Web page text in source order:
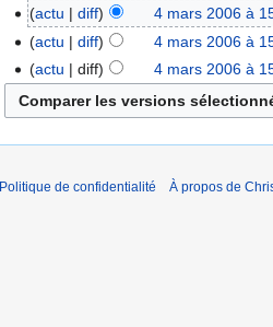
actu
diff 4 mars 2006 à
actu
diff 4 mars 2006 à
actu
diff 4 mars 2006 à
Politique de confidentialité À propos de